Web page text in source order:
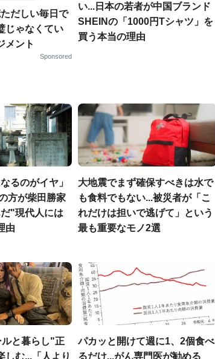
だしい毎日で
じゃなくてい
メント
Sponsored
い...日本の若者が中国ブランド
SHEINの「1000円Tシャツ」を
買う本当の理由
るのがイヤ」
方が柴田勝家
"現代人には
由
大地震でまず確保すべきは水で
も食料でもない...被災者が「こ
れだけは担いで逃げて」という
最も重要なモノ2選
と暮らし"正
しむ...「人より
パカッと開けて週に1、2個食べ
るだけ...がん専門医が勧める